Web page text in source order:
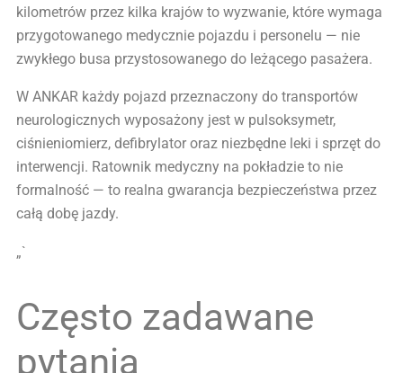
kilometrów przez kilka krajów to wyzwanie, które wymaga
przygotowanego medycznie pojazdu i personelu — nie
zwykłego busa przystosowanego do leżącego pasażera.
W ANKAR każdy pojazd przeznaczony do transportów
neurologicznych wyposażony jest w pulsoksymetr,
ciśnieniomierz, defibrylator oraz niezbędne leki i sprzęt do
interwencji. Ratownik medyczny na pokładzie to nie
formalność — to realna gwarancja bezpieczeństwa przez
całą dobę jazdy.
„`
Często zadawane
pytania